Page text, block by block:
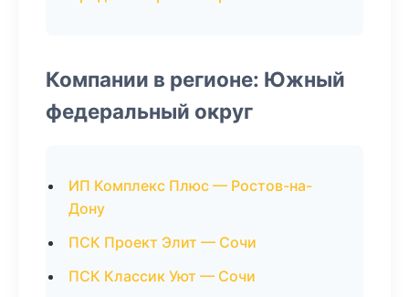
Компании в регионе: Южный
федеральный округ
ИП Комплекс Плюс — Ростов-на-
Дону
ПСК Проект Элит — Сочи
ПСК Классик Уют — Сочи